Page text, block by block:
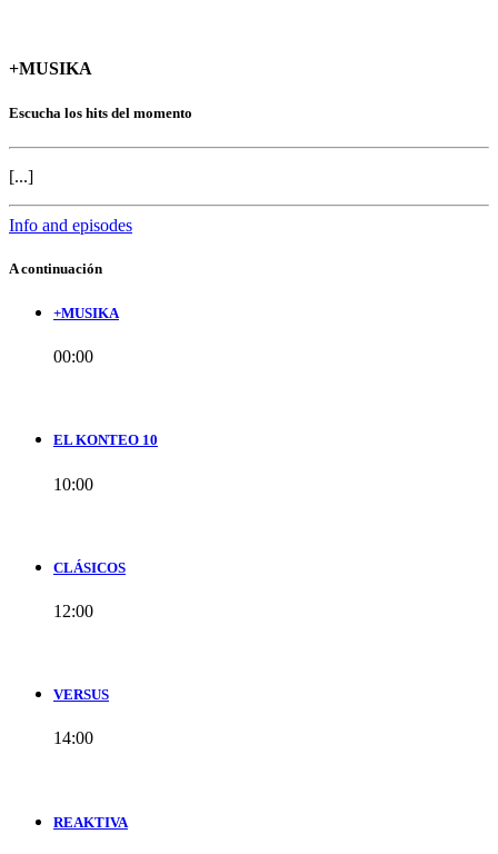
+MUSIKA
Escucha los hits del momento
[...]
Info and episodes
A continuación
+MUSIKA
00:00
EL KONTEO 10
10:00
CLÁSICOS
12:00
VERSUS
14:00
REAKTIVA